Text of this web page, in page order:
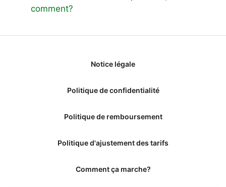
comment?
Notice légale
Politique de confidentialité
Politique de remboursement
Politique d'ajustement des tarifs
Comment ça marche?